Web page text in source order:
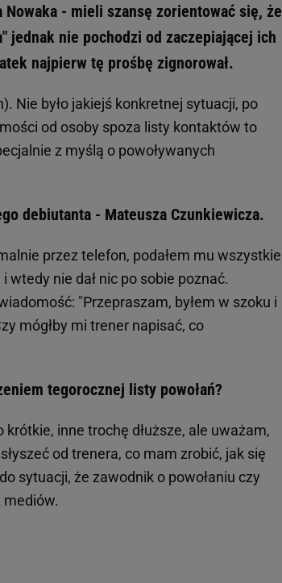
- mieli szansę zorientować się, że
jednak nie pochodzi od zaczepiającej ich
najpierw tę prośbę zignorował.
Nie było jakiejś konkretnej sytuacji, po
od osoby spoza listy kontaktów to
z myślą o powoływanych
debiutanta - Mateusza Czunkiewicza.
przez telefon, podałem mu wszystkie
nie dał nic po sobie poznać.
"Przepraszam, byłem w szoku i
mógłby mi trener napisać, co
tegorocznej listy powołań?
inne trochę dłuższe, ale uważam,
od trenera, co mam zrobić, jak się
sytuacji, że zawodnik o powołaniu czy